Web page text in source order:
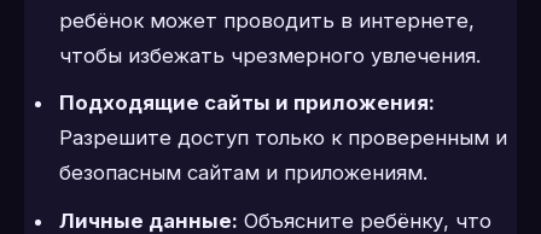
ребёнок может проводить в интернете,
чтобы избежать чрезмерного увлечения.
Подходящие сайты и приложения:
Разрешите доступ только к проверенным и
безопасным сайтам и приложениям.
Личные данные: Объясните ребёнку, что